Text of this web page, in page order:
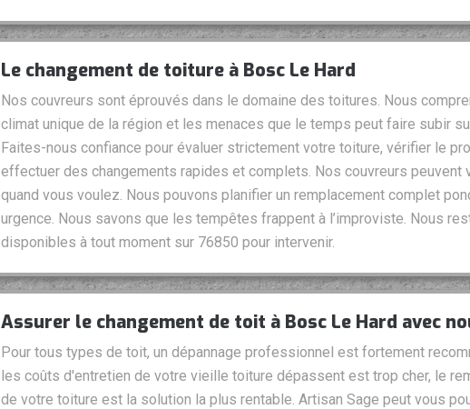
Le changement de toiture à Bosc Le Hard
Nos couvreurs sont éprouvés dans le domaine des toitures. Nous
climat unique de la région et les menaces que le temps peut faire subir
Faites-nous confiance pour évaluer strictement votre toiture, vérifier le
effectuer des changements rapides et complets. Nos couvreurs peuvent
quand vous voulez. Nous pouvons planifier un remplacement complet
urgence. Nous savons que les tempêtes frappent à l’improviste. Nous
disponibles à tout moment sur 76850 pour intervenir.
Assurer le changement de toit à Bosc Le Hard avec
Pour tous types de toit, un dépannage professionnel est fortement
les coûts d'entretien de votre vieille toiture dépassent est trop cher, le
de votre toiture est la solution la plus rentable. Artisan Sage peut vous